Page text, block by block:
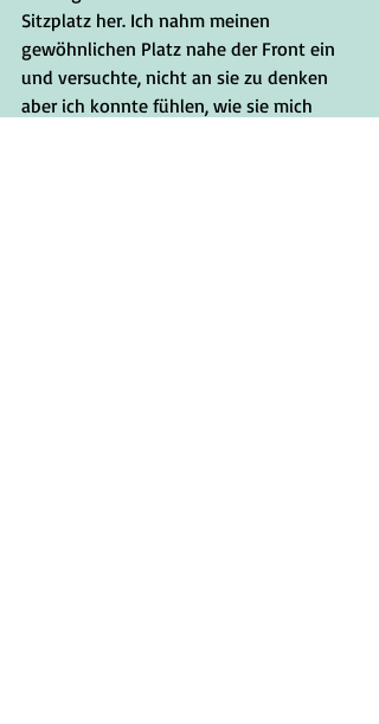
Sitzplatz her. Ich nahm meinen
gewöhnlichen Platz nahe der Front ein
und versuchte, nicht an sie zu denken
aber ich konnte fühlen, wie sie mich